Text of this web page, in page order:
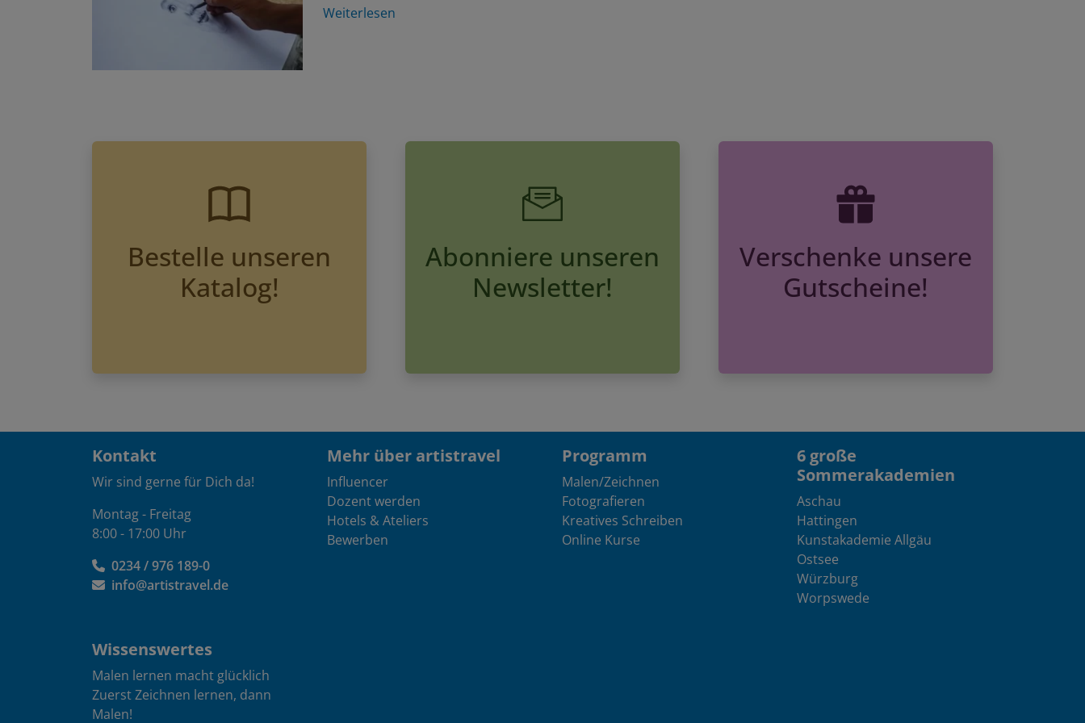
Weiterlesen
Bestelle unseren
Katalog!
Abonniere unseren
Newsletter!
Verschenke unsere
Gutscheine!
Kontakt
Wir sind gerne für Dich da!
Montag - Freitag
8:00 - 17:00 Uhr
0234 / 976 189-0
info@artistravel.de
Wissenswertes
Malen lernen macht glücklich
Zuerst Zeichnen lernen, dann
Malen!
Mehr über artistravel
Influencer
Dozent werden
Hotels & Ateliers
Bewerben
Programm
Malen/Zeichnen
Fotografieren
Kreatives Schreiben
Online Kurse
6 große
Sommerakademien
Aschau
Hattingen
Kunstakademie Allgäu
Ostsee
Würzburg
Worpswede